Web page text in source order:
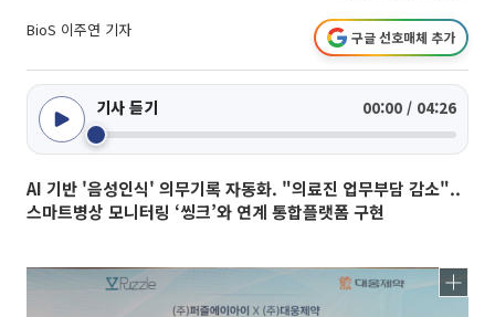
BioS 이주연 기자 구글 선호매체 추가
기사 듣기 00:00 / 04:26
AI 기반 '음성인식' 의무기록 자동화. "의료진 업무부담 감소"..
스마트병상 모니터링 ‘씽크’와 연계 통합플랫폼 구현